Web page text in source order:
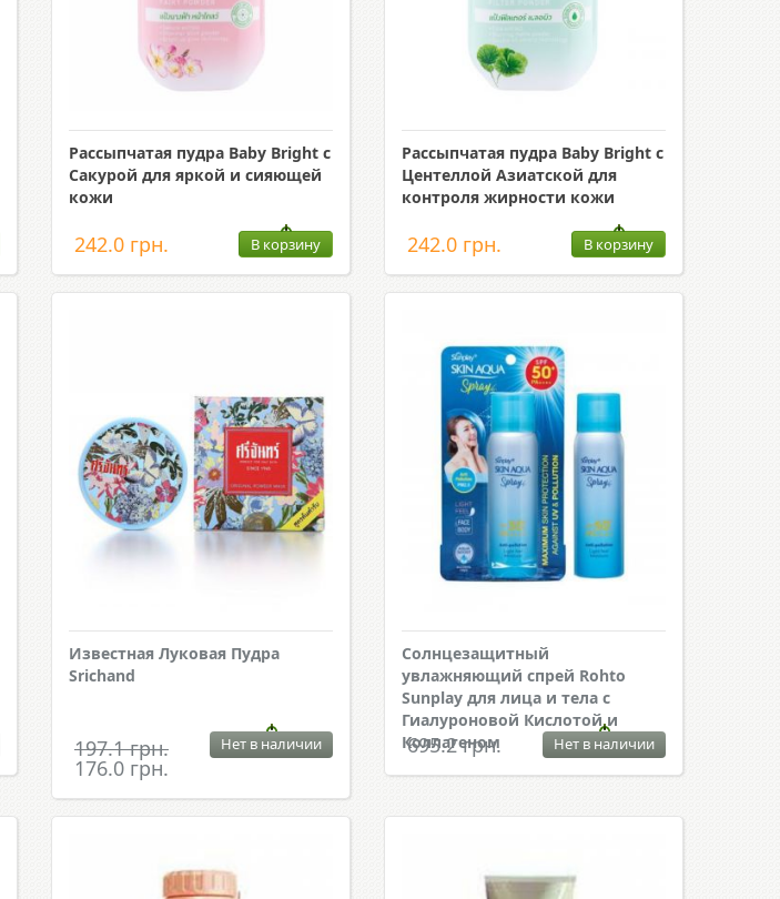
Рассыпчатая пудра Baby Bright с
Сакурой для яркой и сияющей
кожи
242.0 грн. В корзину
Рассыпчатая пудра Baby Bright с
Центеллой Азиатской для
контроля жирности кожи
242.0 грн. В корзину
Известная Луковая Пудра
Srichand
197.1 грн.
176.0 грн.
Нет в наличии
Солнцезащитный
увлажняющий спрей Rohto
Sunplay для лица и тела с
Гиалуроновой Кислотой и
Коллагеном
695.2 грн. Нет в наличии